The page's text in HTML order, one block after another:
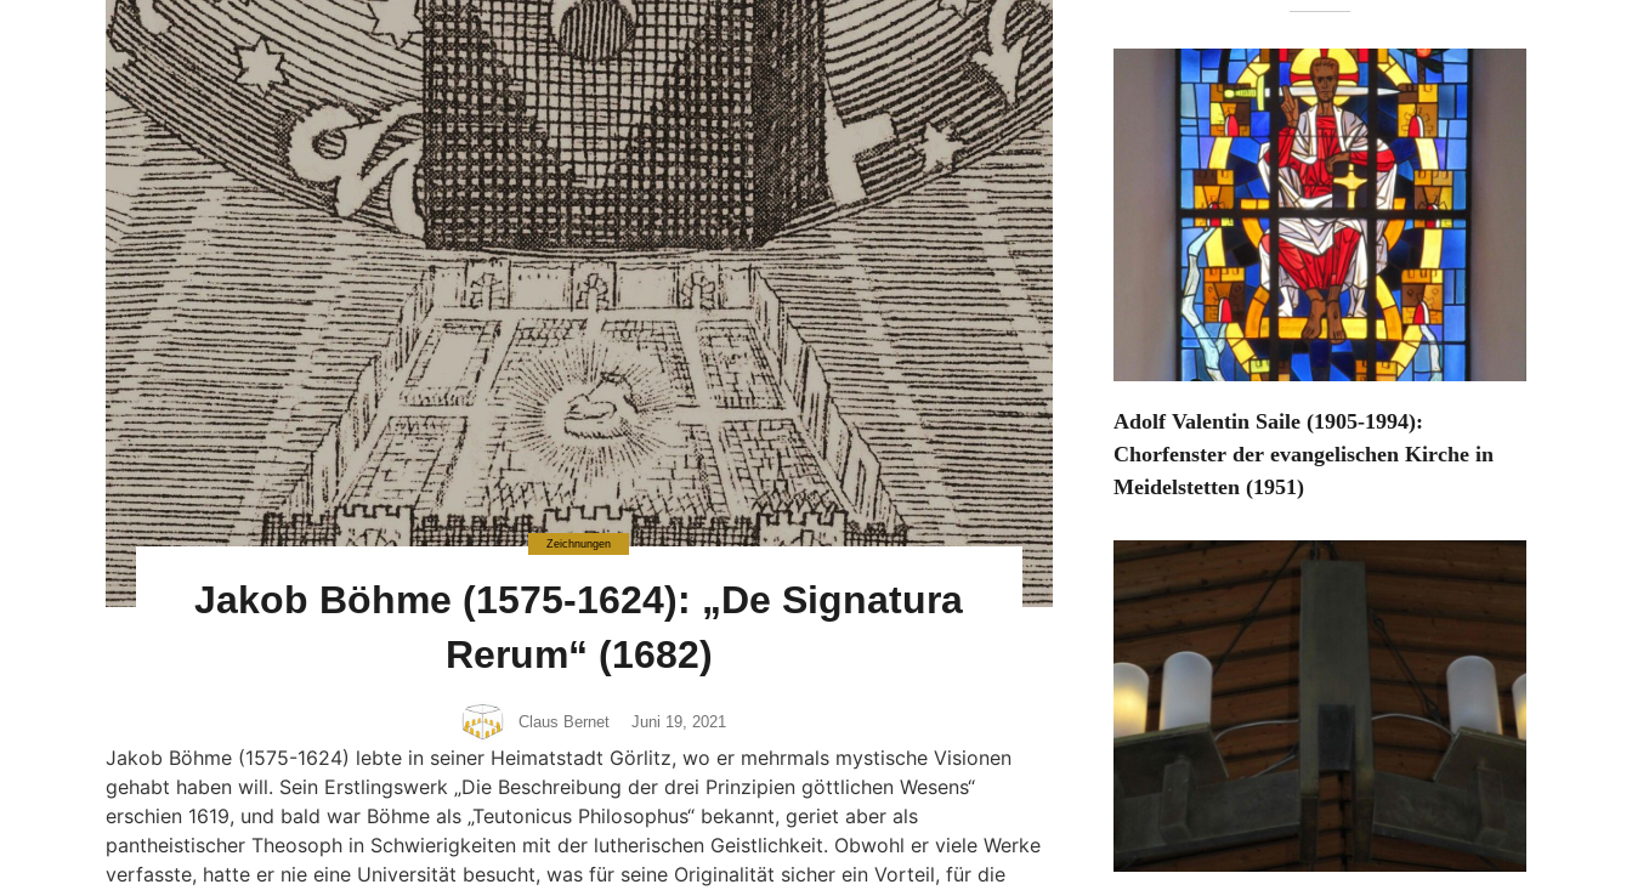
Zeichnungen
Jakob Böhme (1575-1624): „De Signatura
Rerum“ (1682)
Claus Bernet Juni 19, 2021
Jakob Böhme (1575-1624) lebte in seiner Heimatstadt Görlitz, wo er mehrmals mystische Visionen
gehabt haben will. Sein Erstlingswerk „Die Beschreibung der drei Prinzipien göttlichen Wesens“
erschien 1619, und bald war Böhme als „Teutonicus Philosophus“ bekannt, geriet aber als
pantheistischer Theosoph in Schwierigkeiten mit der lutherischen Geistlichkeit. Obwohl er viele Werke
verfasste, hatte er nie eine Universität besucht, was für seine Originalität sicher ein Vorteil, für die
Adolf Valentin Saile (1905-1994):
Chorfenster der evangelischen Kirche in
Meidelstetten (1951)